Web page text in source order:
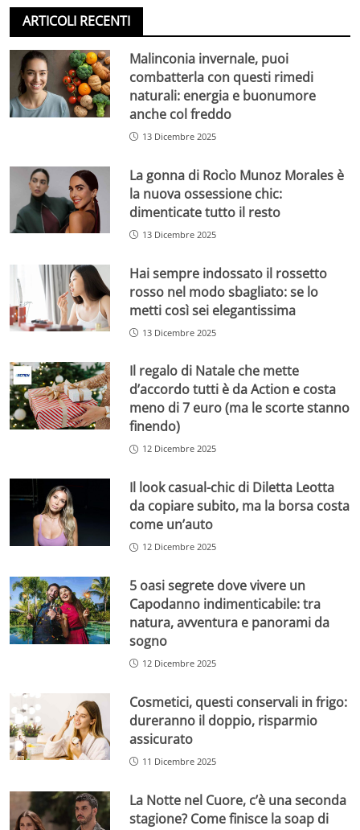
ARTICOLI RECENTI
Malinconia invernale, puoi
combatterla con questi rimedi
naturali: energia e buonumore
anche col freddo
13 Dicembre 2025
La gonna di Rocìo Munoz Morales è
la nuova ossessione chic:
dimenticate tutto il resto
13 Dicembre 2025
Hai sempre indossato il rossetto
rosso nel modo sbagliato: se lo
metti così sei elegantissima
13 Dicembre 2025
Il regalo di Natale che mette
d’accordo tutti è da Action e costa
meno di 7 euro (ma le scorte stanno
finendo)
12 Dicembre 2025
Il look casual-chic di Diletta Leotta
da copiare subito, ma la borsa costa
come un’auto
12 Dicembre 2025
5 oasi segrete dove vivere un
Capodanno indimenticabile: tra
natura, avventura e panorami da
sogno
12 Dicembre 2025
Cosmetici, questi conservali in frigo:
dureranno il doppio, risparmio
assicurato
11 Dicembre 2025
La Notte nel Cuore, c’è una seconda
stagione? Come finisce la soap di